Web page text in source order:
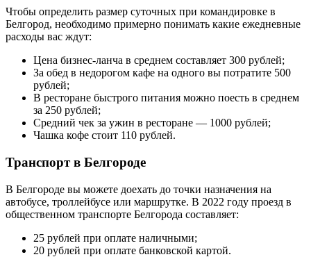
Чтобы определить размер суточных при командировке в
Белгород, необходимо примерно понимать какие ежедневные
расходы вас ждут:
Цена бизнес-ланча в среднем составляет 300 рублей;
За обед в недорогом кафе на одного вы потратите 500
рублей;
В ресторане быстрого питания можно поесть в среднем
за 250 рублей;
Средний чек за ужин в ресторане — 1000 рублей;
Чашка кофе стоит 110 рублей.
Транспорт в Белгороде
В Белгороде вы можете доехать до точки назначения на
автобусе, троллейбусе или маршрутке. В 2022 году проезд в
общественном транспорте Белгорода составляет:
25 рублей при оплате наличными;
20 рублей при оплате банковской картой.